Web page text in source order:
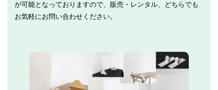
が可能となっておりますので、販売・レンタル、どちらでも
お気軽にお問い合わせください。